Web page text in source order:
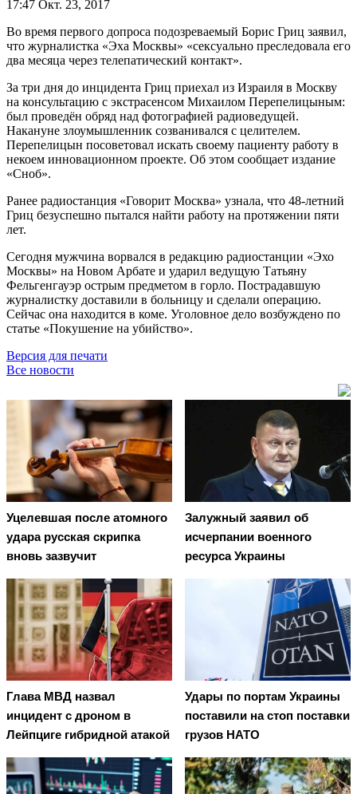
17:47 Окт. 23, 2017
Во время первого допроса подозреваемый Борис Гриц заявил,
что журналистка «Эха Москвы» «сексуально преследовала его
два месяца через телепатический контакт».
За три дня до инцидента Гриц приехал из Израиля в Москву
на консультацию с экстрасенсом Михаилом Перепелицыным:
был проведён обряд над фотографией радиоведущей.
Накануне злоумышленник созванивался с целителем.
Перепелицын посоветовал искать своему пациенту работу в
некоем инновационном проекте. Об этом сообщает издание
«Сноб».
Ранее радиостанция «Говорит Москва» узнала, что 48-летний
Гриц безуспешно пытался найти работу на протяжении пяти
лет.
Сегодня мужчина ворвался в редакцию радиостанции «Эхо
Москвы» на Новом Арбате и ударил ведущую Татьяну
Фельгенгауэр острым предметом в горло. Пострадавшую
журналистку доставили в больницу и сделали операцию.
Сейчас она находится в коме. Уголовное дело возбуждено по
статье «Покушение на убийство».
Версия для печати
Все новости
Уцелевшая после атомного
удара русская скрипка
вновь зазвучит
Залужный заявил об
исчерпании военного
ресурса Украины
Глава МВД назвал
инцидент с дроном в
Лейпциге гибридной атакой
Удары по портам Украины
поставили на стоп поставки
грузов НАТО